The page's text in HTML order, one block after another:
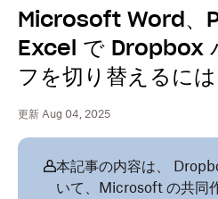
Microsoft Word、
Excel で Dropbox
フを切り替えるには
更新 Aug 04, 2025
本記事の内容は、
いて、Microsoft の共同